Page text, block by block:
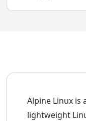
Alpine Linux is
lightweight